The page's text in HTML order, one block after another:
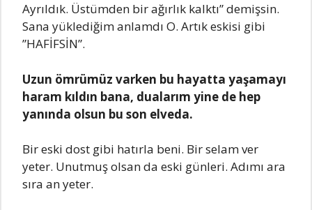
Ayrıldık. Üstümden bir ağırlık kalktı” demişsin.
Sana yüklediğim anlamdı O. Artık eskisi gibi
”HAFİFSİN”.
Uzun ömrümüz varken bu hayatta yaşamayı
haram kıldın bana, dualarım yine de hep
yanında olsun bu son elveda.
Bir eski dost gibi hatırla beni. Bir selam ver
yeter. Unutmuş olsan da eski günleri. Adımı ara
sıra an yeter.